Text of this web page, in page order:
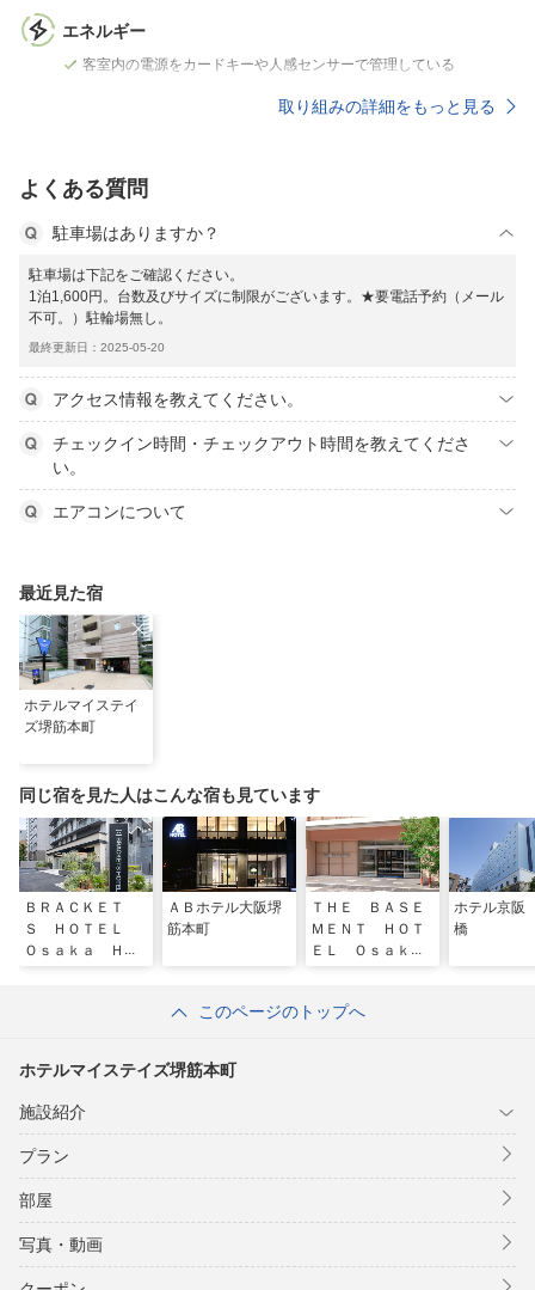
エネルギー
客室内の電源をカードキーや人感センサーで管理している
取り組みの詳細をもっと見る
よくある質問
駐車場はありますか？
駐車場は下記をご確認ください。
1泊1,600円。台数及びサイズに制限がございます。★要電話予約（メール
不可。）駐輪場無し。
最終更新日：2025-05-20
アクセス情報を教えてください。
チェックイン時間・チェックアウト時間を教えてくださ
い。
エアコンについて
最近見た宿
ホテルマイステイ
ズ堺筋本町
同じ宿を見た人はこんな宿も見ています
ＢＲＡＣＫＥＴ
Ｓ ＨＯＴＥＬ
Ｏｓａｋａ Ｈｏ
ＡＢホテル大阪堺
筋本町
ＴＨＥ ＢＡＳＥ
ＭＥＮＴ ＨＯＴ
ＥＬ Ｏｓａｋ
メントホテル大阪
ホテル京
橋
このページのトップへ
ホテルマイステイズ堺筋本町
施設紹介
プラン
部屋
写真・動画